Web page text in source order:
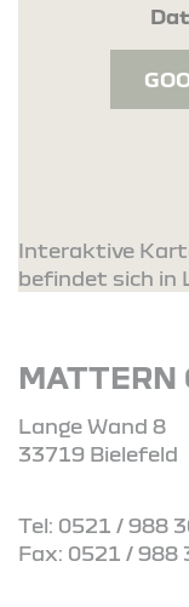
Interaktive
befindet sich in
MATTERN
Lange Wand 8
33719 Bielefeld
Tel: 0521 / 988
Fax: 0521 / 988